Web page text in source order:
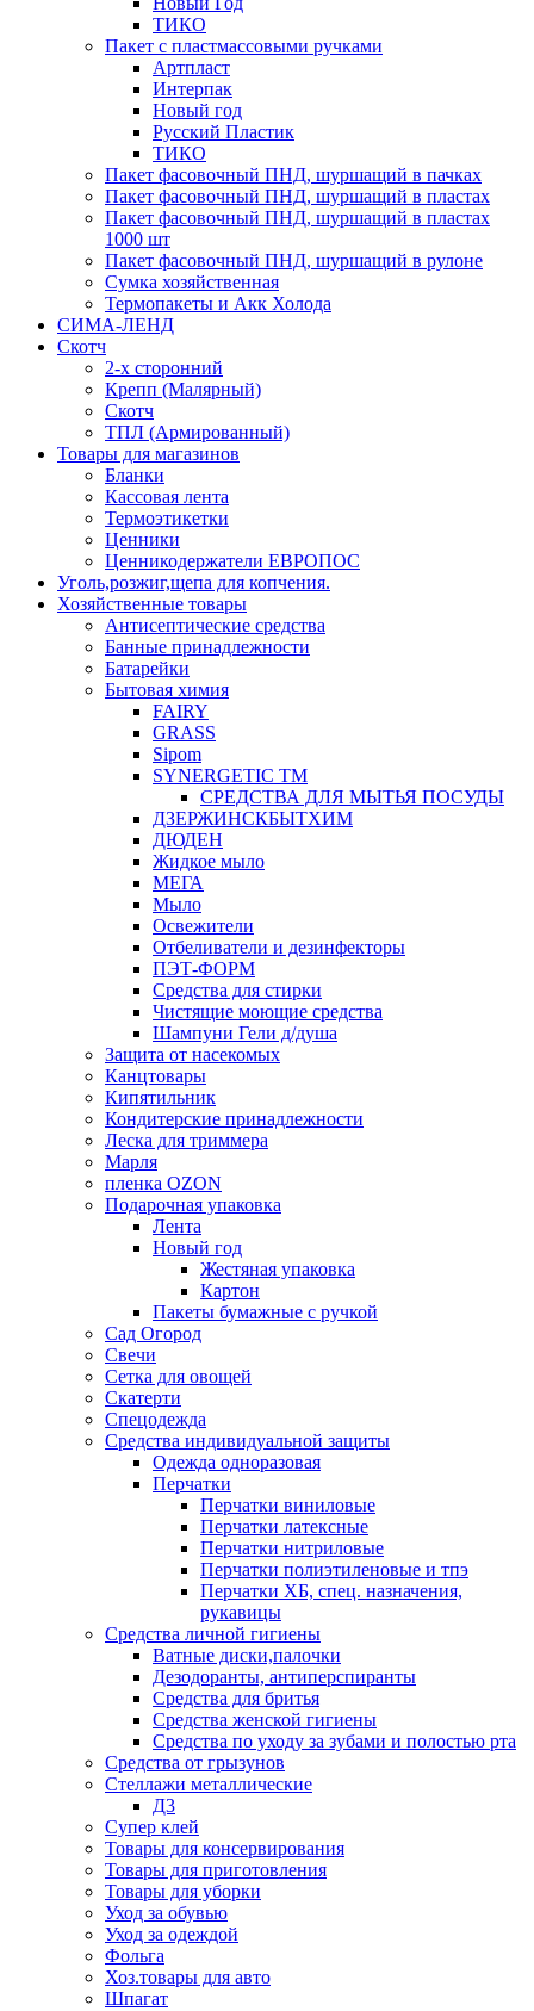
ТИКО
Пакет с пластмассовыми ручками
Артпласт
Интерпак
Новый год
Русский Пластик
ТИКО
Пакет фасовочный ПНД, шуршащий в пачках
Пакет фасовочный ПНД, шуршащий в пластах
Пакет фасовочный ПНД, шуршащий в пластах
1000 шт
Пакет фасовочный ПНД, шуршащий в рулоне
Сумка хозяйственная
Термопакеты и Акк Холода
СИМА-ЛЕНД
Скотч
2-х сторонний
Крепп (Малярный)
Скотч
ТПЛ (Армированный)
Товары для магазинов
Бланки
Кассовая лента
Термоэтикетки
Ценники
Ценникодержатели ЕВРОПОС
Уголь,розжиг,щепа для копчения.
Хозяйственные товары
Антисептические средства
Банные принадлежности
Батарейки
Бытовая химия
FAIRY
GRASS
Sipom
SYNERGETIC TM
СРЕДСТВА ДЛЯ МЫТЬЯ ПОСУДЫ
ДЗЕРЖИНСКБЫТХИМ
ДЮДЕН
Жидкое мыло
МЕГА
Мыло
Освежители
Отбеливатели и дезинфекторы
ПЭТ-ФОРМ
Средства для стирки
Чистящие моющие средства
Шампуни Гели д/душа
Защита от насекомых
Канцтовары
Кипятильник
Кондитерские принадлежности
Леска для триммера
Марля
пленка OZON
Подарочная упаковка
Лента
Новый год
Жестяная упаковка
Картон
Пакеты бумажные с ручкой
Сад Огород
Свечи
Сетка для овощей
Скатерти
Спецодежда
Средства индивидуальной защиты
Одежда одноразовая
Перчатки
Перчатки виниловые
Перчатки латексные
Перчатки нитриловые
Перчатки полиэтиленовые и тпэ
Перчатки ХБ, спец. назначения,
рукавицы
Средства личной гигиены
Ватные диски,палочки
Дезодоранты, антиперспиранты
Средства для бритья
Средства женской гигиены
Средства по уходу за зубами и полостью рта
Средства от грызунов
Стеллажи металлические
Д3
Супер клей
Товары для консервирования
Товары для приготовления
Товары для уборки
Уход за обувью
Уход за одеждой
Фольга
Хоз.товары для авто
Шпагат